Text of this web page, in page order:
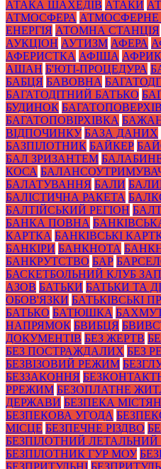
АТАКА ШАХЕДІВ АТАКИ
АТМОСФЕРА АТМОСФЕРНЕ
ЕНЕРГІЯ АТОМНА СТАНЦІЯ
АУКЦІОН АУТИЗМ АФЕРА
АФЕРИСТКА АФІША
АШАН Б'ЮТІ-ПРОЦЕДУРА
БАБЦЯ БАВОВНА
БАГАТОДІТНИЙ БАТЬКО
БУДИНОК
БАГАТОПОВІРХІВКА
ВІДПОЧИНКУ БАЗА ДАНИХ
БАЗПІЛОТНИК БАЙКЕР
БАЛ ЗРИЗАНТЕМ
КОСА
БАЛАТУВАННЯ БАЛИ
БАЛІСТИЧНА РАКЕТА
БАЛТІЙСЬКИЙ РЕГІОН
БАНКА ПОВНА
КАРТКА БАНКІВСЬКІ
БАНКІРИ БАНКНОТА
БАНКРУТСТВО БАР
БАСКЕТБОЛЬНИЙ КЛУБ
АЗОВ БАТЬКИ БАТЬКИ ТА
ОБОВ'ЯЗКИ БАТЬКІВСЬКІ
БАТЬКО БАТЮШКА
НАПРЯМОК БВИБЦЯ
ДОКУМЕНТІВ БЕЗ ЖЕРТВ
БЕЗ ПОСТРАЖДАЛИХ БЕЗ
БЕЗВІЗОВИЙ РЕЖИМ
БЕЗЗАКОННЯ
РРЕЖИМ БЕЗОПЛАТНЕ
ДЕРЖАВИ БЕЗПЕКА МІСТЯН
БЕЗПЕКОВА УГОДА
МІСЦЕ БЕЗПЕЧНЕ РІЗДВО
БЕЗПІЛОТНИЙ ЛЕТАЛЬНИЙ
БЕЗПІЛОТНИК ГУР МОУ
БЕЗПРИТУЛЬНІ